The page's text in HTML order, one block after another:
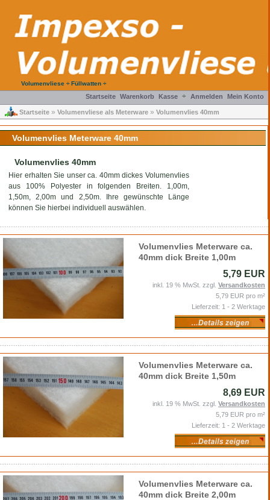
Volumenvliese ÷ Füllwatten ÷
Startseite Warenkorb Kasse ÷ Anmelden Mein Konto
Startseite » Volumenvliese als Meterware » Volumenvlies 40mm
Volumenvlies Meterware 40mm
Volumenvlies 40mm
Hier erhalten Sie unser ca. 40mm dickes Volumenvlies
aus 100% Polyester in folgenden Breiten. 1,00m,
1,50m, 2,00m und 2,50m. Ihre gewünschte Länge
können Sie hierbei individuell auswählen.
Volumenvlies Meterware ca.
40mm dick Breite 1,00m
5,79 EUR
inkl. 19 % MwSt. zzgl. Versandkosten
5,79 EUR pro m²
Lieferzeit: 1 - 2 Werktage
Volumenvlies Meterware ca.
40mm dick Breite 1,50m
8,69 EUR
inkl. 19 % MwSt. zzgl. Versandkosten
5,79 EUR pro m²
Lieferzeit: 1 - 2 Werktage
Volumenvlies Meterware ca.
40mm dick Breite 2,00m